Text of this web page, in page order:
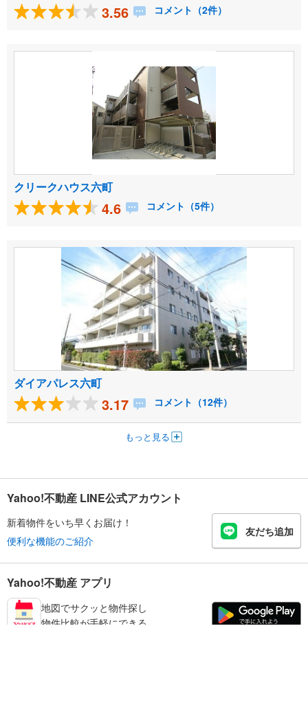
3.56 コメント（2件）
クリークハウス六町
4.6 コメント（5件）
ダイアパレス六町
3.17 コメント（12件）
もっと見る
Yahoo!不動産 LINE公式アカウント
新着物件をいち早くお届け！
便利な機能のご紹介
友だち追加
Yahoo!不動産 アプリ
地図でサクッと物件探し
物件比較が手軽にできる